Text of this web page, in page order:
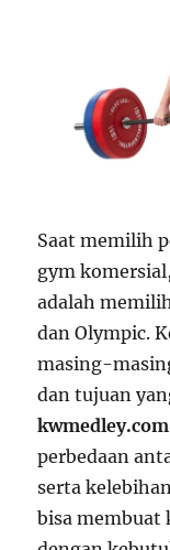
Saat memilih
gym
adalah
dan Olympic.
masing-
dan tujuan
kwmedley.com
perbedaan
serta
bisa membuat